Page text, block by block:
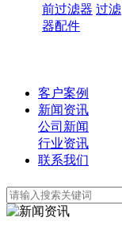
前过滤器 过滤
器配件
客户案例
新闻资讯
公司新闻
行业资讯
联系我们